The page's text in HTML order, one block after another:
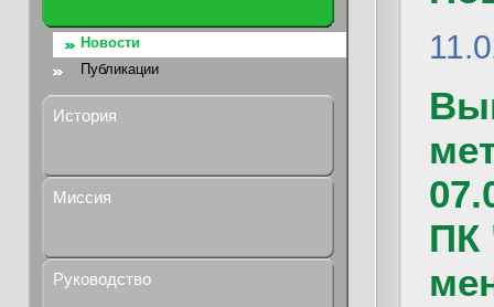
Новости
Публикации
История
Миссия
Руководство
ПК